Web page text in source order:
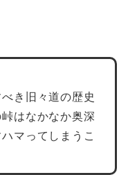
き旧々道の歴史
はなかなか奥深
マってしまうこ